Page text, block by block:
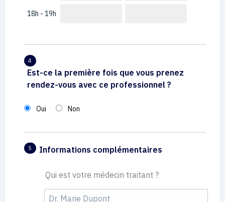
18h - 19h
4
Est-ce la première fois que vous prenez
rendez-vous avec ce professionnel ?
Oui Non
5 Informations complémentaires
Qui est votre médecin traitant ?